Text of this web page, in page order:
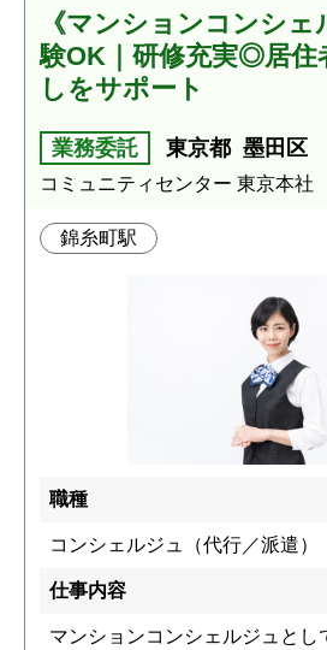
《マンションコンシ
験OK｜研修充実◎居住
しをサポート
業務委託 東京都 墨田区
コミュニティセンター 東京本社
錦糸町駅
職種
コンシェルジュ（代行／派遣）
仕事内容
マンションコンシェルジュとし